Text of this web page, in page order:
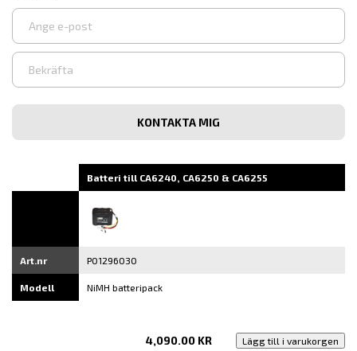
Ange
e-
Bekräfta
post
Batteri till CA6240, CA6250 & CA6255
Art.nr P01296030
Modell NiMH batteripack
4,090.00 KR Lägg till i varukorgen